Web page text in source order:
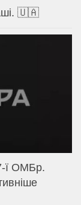
🇺🇦
ї ОМБр.